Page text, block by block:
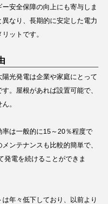
安全保障の向上にも寄与しま
なり、長期的に安定した電力
ットです。
光発電は企業や家庭にとって
。屋根があれば設置可能で、
。
は一般的に15～20％程度で
ンテナンスも比較的簡単で、
発電を続けることができま
年々低下しており、以前より